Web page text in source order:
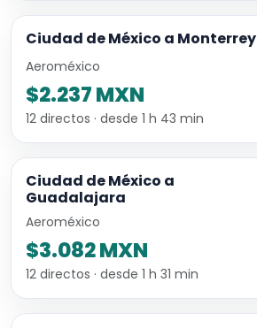
Ciudad de México a Monterrey
Aeroméxico
$2.237 MXN
12 directos · desde 1 h 43 min
Ciudad de México a
Guadalajara
Aeroméxico
$3.082 MXN
12 directos · desde 1 h 31 min